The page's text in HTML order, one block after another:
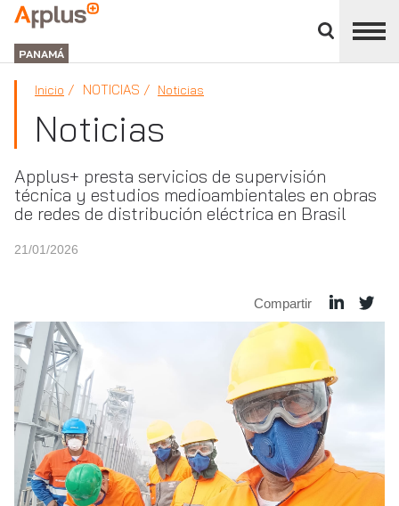
panel
APPLUS+
GROUP
PANAMÁ
Inicio NOTICIAS Noticias
Noticias
Applus+ presta servicios de supervisión
técnica y estudios medioambientales en obras
de redes de distribución eléctrica en Brasil
21/01/2026
Compartir